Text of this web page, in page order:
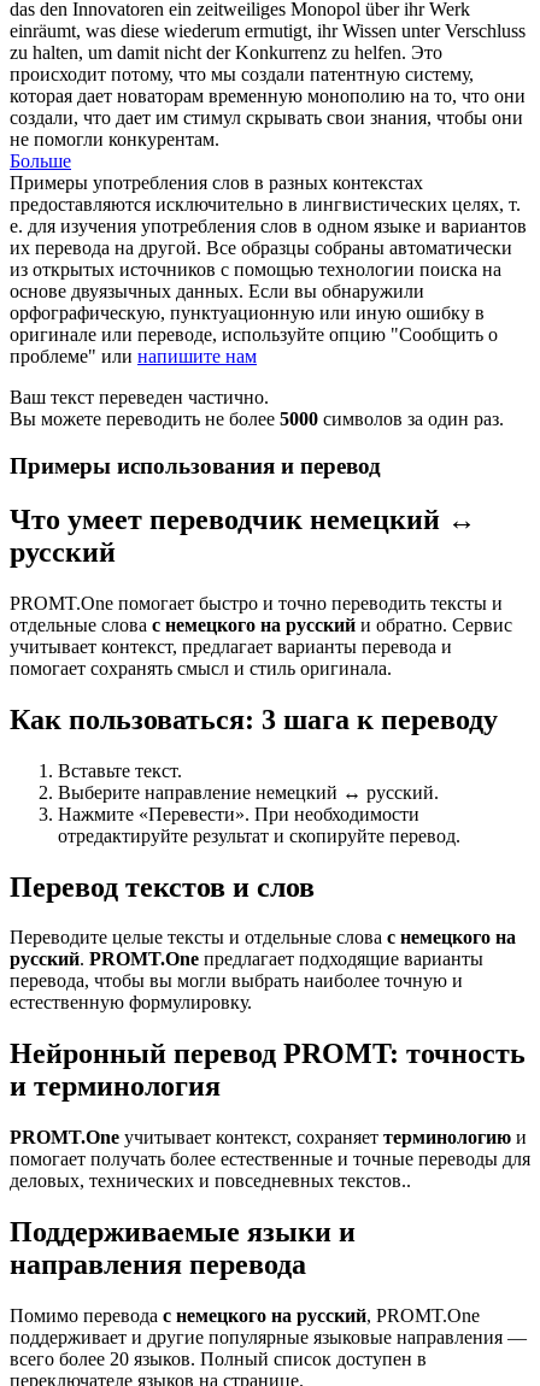
das den Innovatoren ein zeitweiliges Monopol über ihr Werk
einräumt, was diese wiederum ermutigt, ihr Wissen unter Verschluss
zu halten, um damit nicht der Konkurrenz zu helfen. Это
происходит потому, что мы создали патентную систему,
которая дает новаторам временную монополию на то, что они
создали, что дает им стимул скрывать свои знания, чтобы они
не помогли конкурентам.
Больше
Примеры употребления слов в разных контекстах
предоставляются исключительно в лингвистических целях, т.
е. для изучения употребления слов в одном языке и вариантов
их перевода на другой. Все образцы собраны автоматически
из открытых источников с помощью технологии поиска на
основе двуязычных данных. Если вы обнаружили
орфографическую, пунктуационную или иную ошибку в
оригинале или переводе, используйте опцию "Сообщить о
проблеме" или напишите нам
Ваш текст переведен частично.
Вы можете переводить не более 5000 символов за один раз.
Примеры использования и перевод
Что умеет переводчик немецкий ↔
русский
PROMT.One помогает быстро и точно переводить тексты и
отдельные слова с немецкого на русский и обратно. Сервис
учитывает контекст, предлагает варианты перевода и
помогает сохранять смысл и стиль оригинала.
Как пользоваться: 3 шага к переводу
Вставьте текст.
Выберите направление немецкий ↔ русский.
Нажмите «Перевести». При необходимости
отредактируйте результат и скопируйте перевод.
Перевод текстов и слов
Переводите целые тексты и отдельные слова с немецкого на
русский. PROMT.One предлагает подходящие варианты
перевода, чтобы вы могли выбрать наиболее точную и
естественную формулировку.
Нейронный перевод PROMT: точность
и терминология
PROMT.One учитывает контекст, сохраняет терминологию и
помогает получать более естественные и точные переводы для
деловых, технических и повседневных текстов..
Поддерживаемые языки и
направления перевода
Помимо перевода с немецкого на русский, PROMT.One
поддерживает и другие популярные языковые направления —
всего более 20 языков. Полный список доступен в
переключателе языков на странице.